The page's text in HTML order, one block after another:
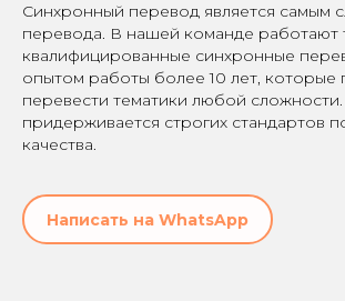
Синхронный перевод является самым
перевода. В нашей команде работают
квалифицированные синхронные
опытом работы более 10 лет, которые
перевести тематики любой
придерживается строгих стандартов
качества.
Написать на WhatsApp